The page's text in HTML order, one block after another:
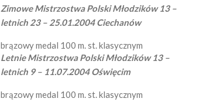
Zimowe Mistrzostwa Polski Młodzików 13 –
letnich 23 – 25.01.2004 Ciechanów
brązowy medal 100 m. st. klasycznym
Letnie Mistrzostwa Polski Młodzików 13 –
letnich 9 – 11.07.2004 Oświęcim
brązowy medal 100 m. st. klasycznym